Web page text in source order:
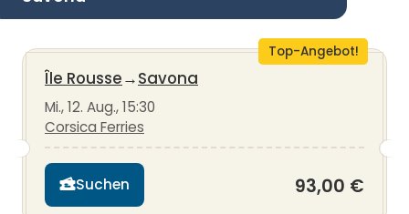
Top-Angebot!
Île Rousse→Savona
Mi., 12. Aug., 15:30
Corsica Ferries
Suchen 93,00 €